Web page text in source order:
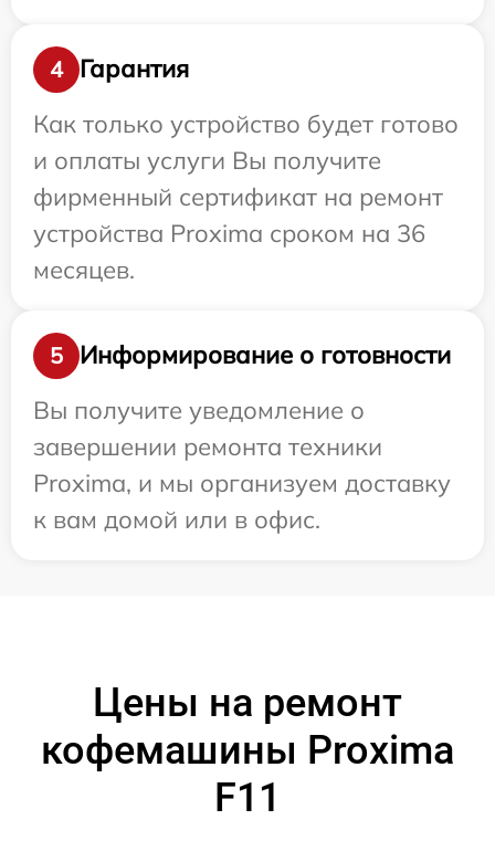
4
Гарантия
Как только устройство будет готово
и оплаты услуги Вы получите
фирменный сертификат на ремонт
устройства Proxima сроком на 36
месяцев.
5
Информирование о готовности
Вы получите уведомление о
завершении ремонта техники
Proxima, и мы организуем доставку
к вам домой или в офис.
Цены на ремонт
кофемашины Proxima
F11